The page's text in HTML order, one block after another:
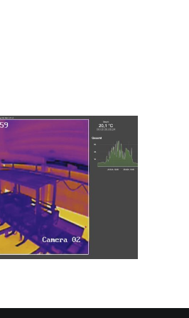
Sicherheit und
Effizienz im
Sägewerk: Die
Vorteile von IP-
Wärmebildkameras